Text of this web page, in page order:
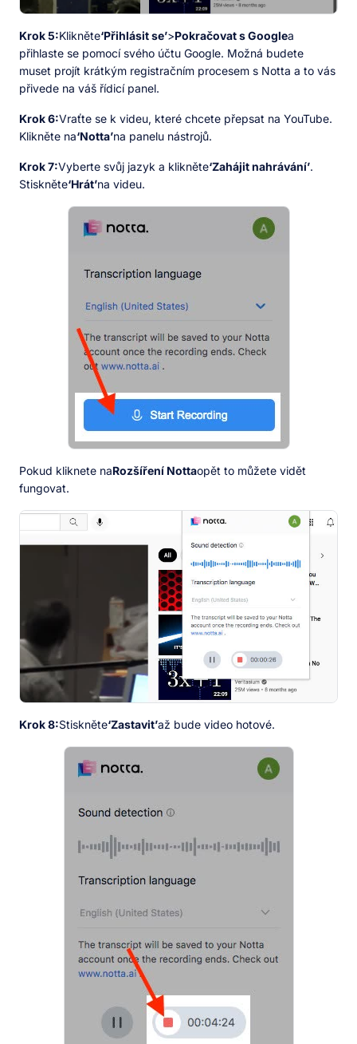
Krok 5:Klikněte‘Přihlásit se’>Pokračovat s Googlea
přihlaste se pomocí svého účtu Google. Možná budete
muset projít krátkým registračním procesem s Notta a to vás
přivede na váš řídicí panel.
Krok 6:Vraťte se k videu, které chcete přepsat na YouTube.
Klikněte na‘Notta’na panelu nástrojů.
Krok 7:Vyberte svůj jazyk a klikněte‘Zahájit nahrávání’.
Stiskněte‘Hrát’na videu.
Pokud kliknete naRozšíření Nottaopět to můžete vidět
fungovat.
Krok 8:Stiskněte‘Zastavit’až bude video hotové.